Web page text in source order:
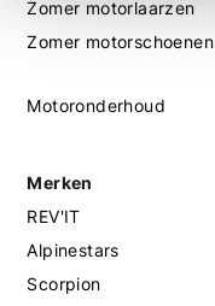
Zomer motorlaarzen
Zomer motorschoenen
Motoronderhoud
Merken
REV'IT
Alpinestars
Scorpion